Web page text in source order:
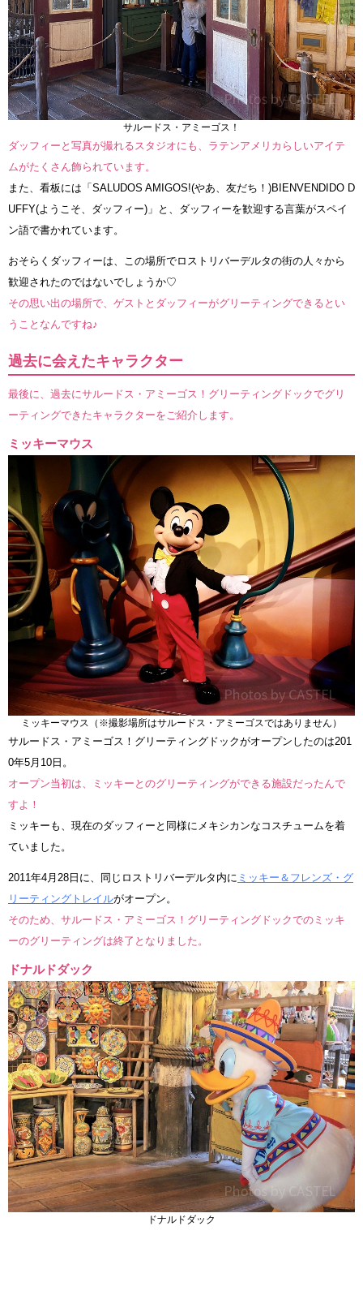
サルードス・アミーゴス！
ダッフィーと写真が撮れるスタジオにも、ラテンアメリカらしいアイテ
ムがたくさん飾られています。
また、看板には「SALUDOS AMIGOS!(やあ、友だち！)BIENVENDIDO D
UFFY(ようこそ、ダッフィー)」と、ダッフィーを歓迎する言葉がスペイ
ン語で書かれています。
おそらくダッフィーは、この場所でロストリバーデルタの街の人々から
歓迎されたのではないでしょうか♡
その思い出の場所で、ゲストとダッフィーがグリーティングできるとい
うことなんですね♪
過去に会えたキャラクター
最後に、過去にサルードス・アミーゴス！グリーティングドックでグリ
ーティングできたキャラクターをご紹介します。
ミッキーマウス
ミッキーマウス（※撮影場所はサルードス・アミーゴスではありません）
サルードス・アミーゴス！グリーティングドックがオープンしたのは201
0年5月10日。
オープン当初は、ミッキーとのグリーティングができる施設だったんで
すよ！
ミッキーも、現在のダッフィーと同様にメキシカンなコスチュームを着
ていました。
2011年4月28日に、同じロストリバーデルタ内に ミッキー＆フレンズ・グ
リーティングトレイルがオープン。
そのため、サルードス・アミーゴス！グリーティングドックでのミッキ
ーのグリーティングは終了となりました。
ドナルドダック
ドナルドダック